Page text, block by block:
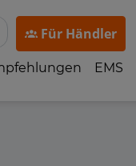
Für Händler
EMS